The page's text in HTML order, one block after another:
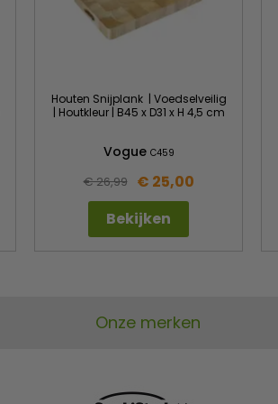
Houten Snijplank | Voedselveilig
| Houtkleur | B45 x D31 x H 4,5 cm
Vogue C459
€ 26,99
€ 25,00
Bekijken
Onze merken